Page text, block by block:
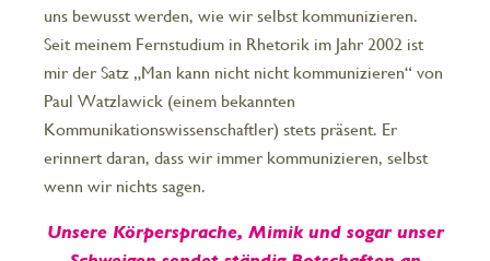
uns bewusst werden, wie wir selbst kommunizieren.
Seit meinem Fernstudium in Rhetorik im Jahr 2002 ist
mir der Satz „Man kann nicht nicht kommunizieren“ von
Paul Watzlawick (einem bekannten
Kommunikationswissenschaftler) stets präsent. Er
erinnert daran, dass wir immer kommunizieren, selbst
wenn wir nichts sagen.
Unsere Körpersprache, Mimik und sogar unser